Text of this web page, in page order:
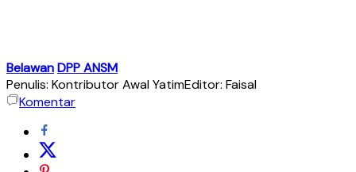
BelawanDPP ANSM
Penulis: Kontributor Awal YatimEditor: Faisal
Komentar